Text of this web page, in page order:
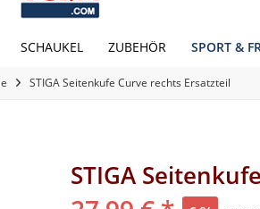
SCHAUKEL ZUBEHÖR SPORT &
STIGA Seitenkufe Curve rechts Ersatzteil
STIGA